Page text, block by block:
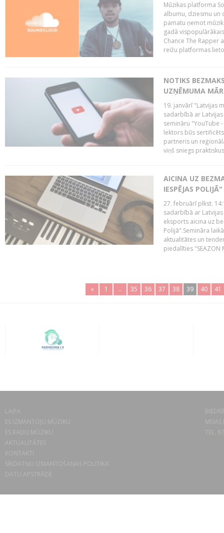
Mūzikas platforma
albumu, dziesmu un
pamatu ņemot
gadā
Chance The Rapper
reižu platformas
NOTIKS
UZŅĒMUMA
19. janvārī "Latvijas
sadarbībā ar
semināru "YouTube
lektors būs
partneris un
viņš sniegs
AICINA UZ
IESPĒJAS POLIJĀ"
27. februārī plkst.
sadarbībā ar
eksports aicina uz
Polijā".Semināra
aktualitātes un
piedalīties "SEAZON
« 1 .. 35 36 37 38 39 40 41
LAIPA
ES IZMANTOJU MŪZIKU
ES RADU MŪZIKU
AKTUALITĀTES
KONTAKTI
SĪKDATŅU IZMANTOŠANAS POLITIKA
DATU APSTRĀDE
TEL.